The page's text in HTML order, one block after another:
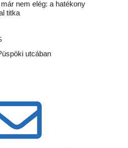
nem elég: a hatékony
titka
utcában